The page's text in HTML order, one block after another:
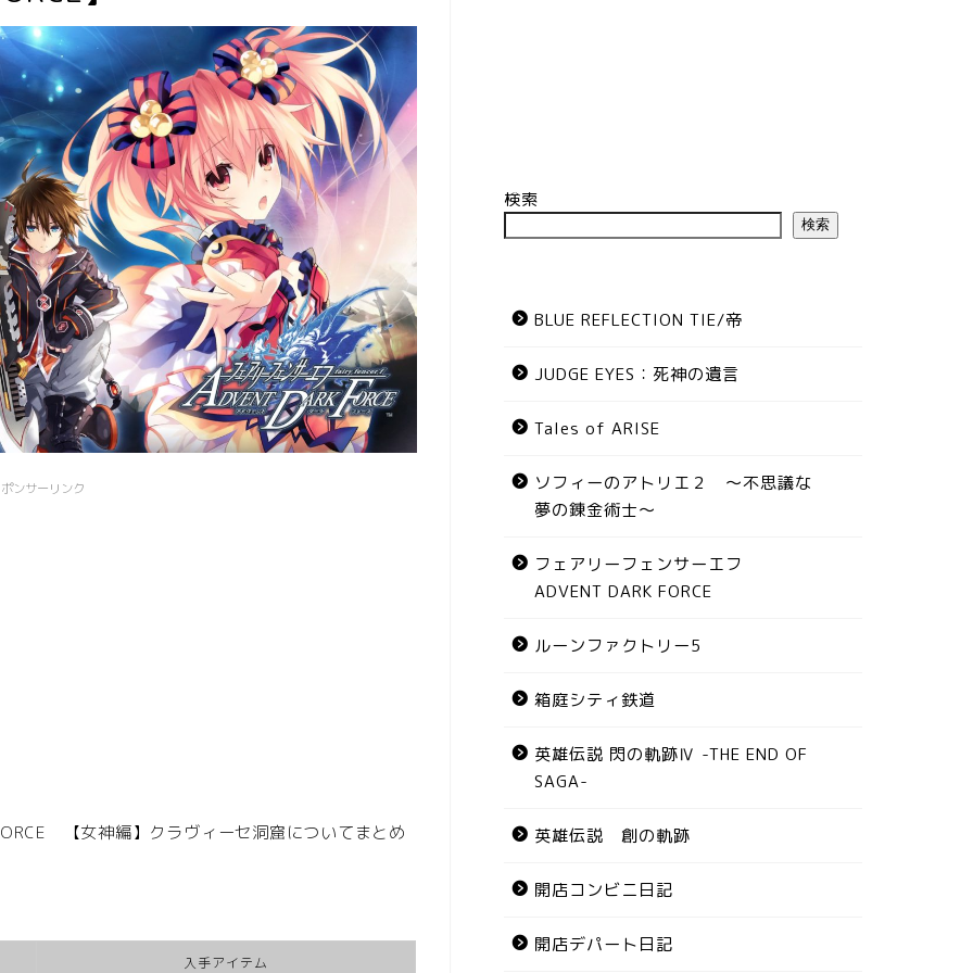
ンサーリンク
【女神編】クラヴィーセ洞窟についてまとめ
入手アイテム
検索
検索
BLUE REFLECTION TIE/帝
JUDGE EYES：死神の遺言
Tales of ARISE
ソフィーのアトリエ２ ～不思議な
夢の錬金術士～
フェアリーフェンサーエフ
ADVENT DARK FORCE
ルーンファクトリー5
箱庭シティ鉄道
英雄伝説 閃の軌跡Ⅳ -THE END OF
SAGA-
英雄伝説 創の軌跡
開店コンビニ日記
開店デパート日記